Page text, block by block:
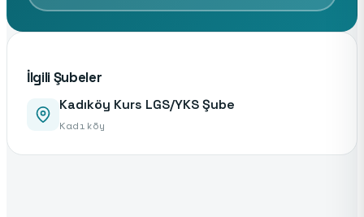
İlgili Şubeler
Kadıköy Kurs LGS/YKS Şube
Kadıköy